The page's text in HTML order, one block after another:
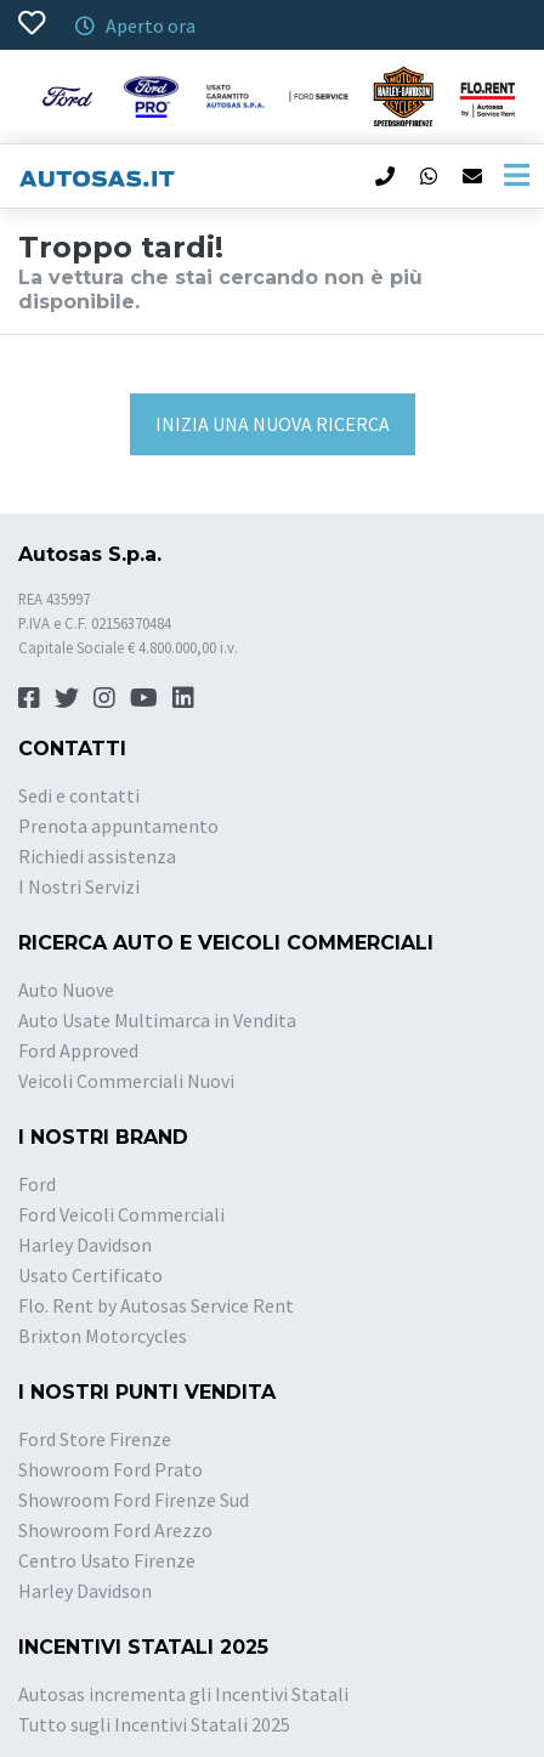
Aperto ora
Troppo tardi!
La vettura che stai cercando non è più
disponibile.
INIZIA UNA NUOVA RICERCA
Autosas S.p.a.
REA 435997
P.IVA e C.F. 02156370484
Capitale Sociale € 4.800.000,00 i.v.
CONTATTI
Sedi e contatti
Prenota appuntamento
Richiedi assistenza
I Nostri Servizi
RICERCA AUTO E VEICOLI COMMERCIALI
Auto Nuove
Auto Usate Multimarca in Vendita
Ford Approved
Veicoli Commerciali Nuovi
I NOSTRI BRAND
Ford
Ford Veicoli Commerciali
Harley Davidson
Usato Certificato
Flo. Rent by Autosas Service Rent
Brixton Motorcycles
I NOSTRI PUNTI VENDITA
Ford Store Firenze
Showroom Ford Prato
Showroom Ford Firenze Sud
Showroom Ford Arezzo
Centro Usato Firenze
Harley Davidson
INCENTIVI STATALI 2025
Autosas incrementa gli Incentivi Statali
Tutto sugli Incentivi Statali 2025